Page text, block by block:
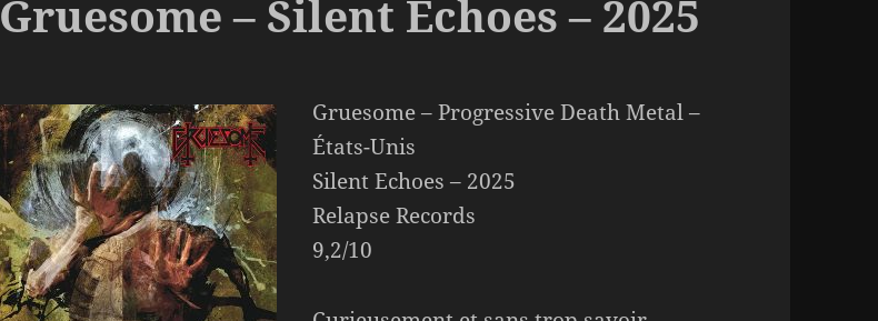
Gruesome – Silent Echoes – 2025
Gruesome – Progressive Death Metal –
États-Unis
Silent Echoes – 2025
Relapse Records
9,2/10